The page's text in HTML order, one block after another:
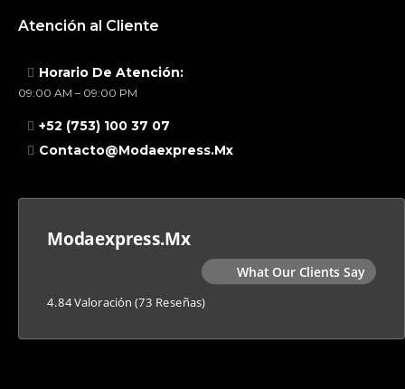
Atención al Cliente
Horario De Atención:
09:00 AM – 09:00 PM
+52 (753) 100 37 07
Contacto@modaexpress.mx
Modaexpress.mx
What Our Clients Say
4.84 Valoración (73 Reseñas)